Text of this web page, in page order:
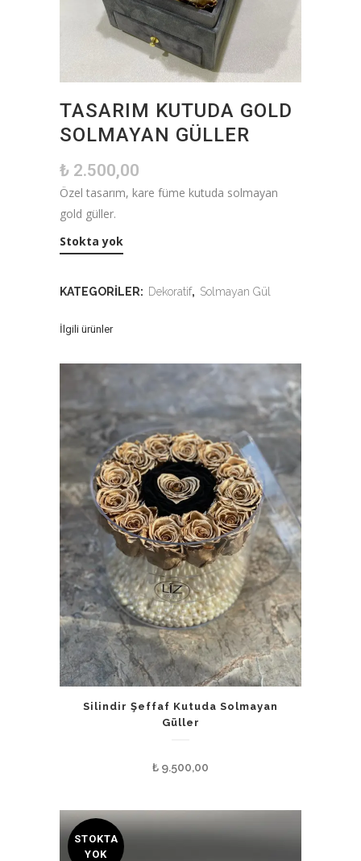
TASARIM KUTUDA GOLD
SOLMAYAN GÜLLER
₺ 2.500,00
Özel tasarım, kare füme kutuda solmayan
gold güller.
Stokta yok
KATEGORILER: Dekoratif, Solmayan Gül
İlgili ürünler
Silindir Şeffaf Kutuda Solmayan
Güller
₺ 9.500,00
STOKTA
YOK